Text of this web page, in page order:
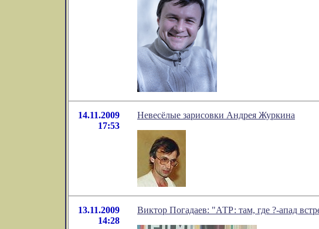
14.11.2009
17:53
Невесёлые зарисовки Андрея Журкина
13.11.2009
14:28
Виктор Погадаев: "АТР: там, где ?-апад